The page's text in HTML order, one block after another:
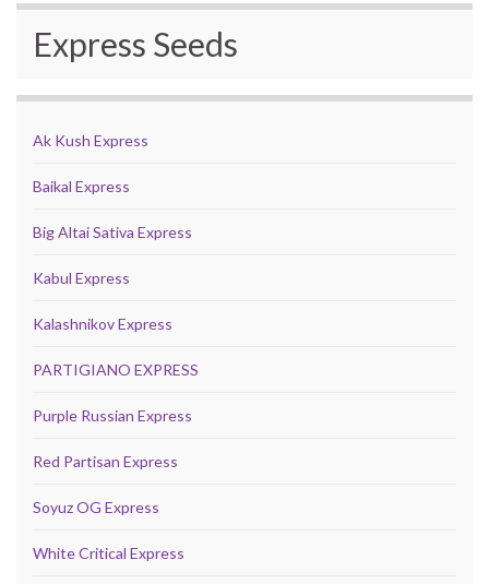
Express Seeds
Ak Kush Express
Baikal Express
Big Altai Sativa Express
Kabul Express
Kalashnikov Express
PARTIGIANO EXPRESS
Purple Russian Express
Red Partisan Express
Soyuz OG Express
White Critical Express